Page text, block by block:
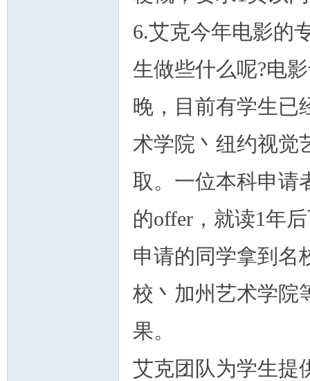
6.艾克今年电影的
生做些什么呢?电
晚，目前有学生已
术学院丶纽约视觉
取。一位本科申请
的offer，就读1年
申请的同学拿到名
校丶加州艺术学院
果。
艾克团队为学生提